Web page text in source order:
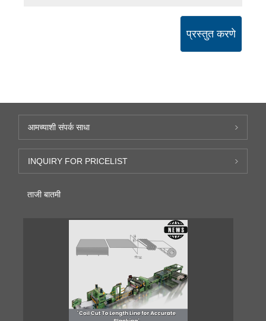
प्रस्तुत करणे
आमच्याशी संपर्क साधा
INQUIRY FOR PRICELIST
ताजी बातमी